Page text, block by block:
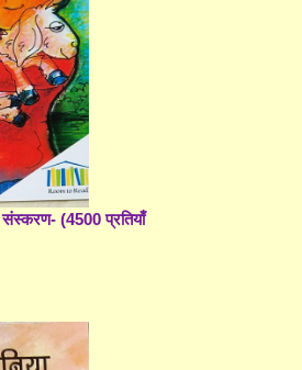
(4500 प्रतियाँ